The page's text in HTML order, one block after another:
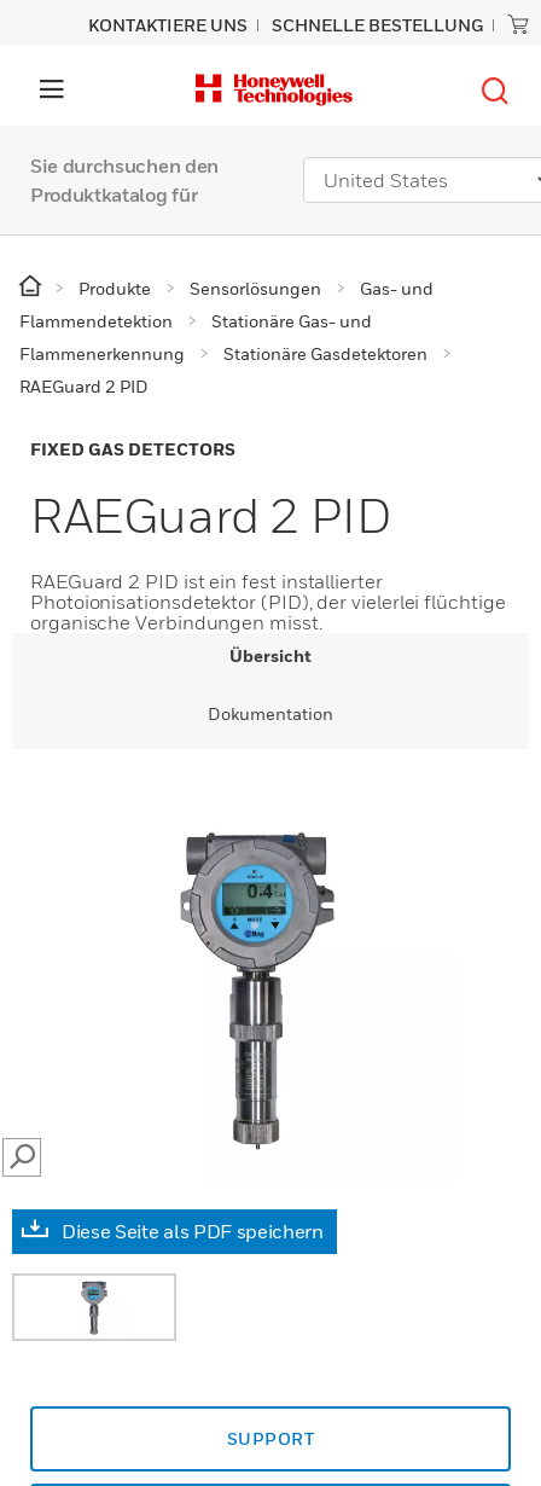
KONTAKTIERE UNS SCHNELLE BESTELLUNG
Sie durchsuchen den
Produktkatalog für
Produkte Sensorlösungen
Gas- und
Flammendetektion
Stationäre Gas- und
Flammenerkennung
Stationäre Gasdetektoren
RAEGuard 2 PID
FIXED GAS DETECTORS
RAEGuard 2 PID
RAEGuard 2 PID ist ein fest installierter
Photoionisationsdetektor (PID), der vielerlei flüchtige
organische Verbindungen misst.
Übersicht
Dokumentation
SEARCH
Diese Seite als PDF speichern
SUPPORT